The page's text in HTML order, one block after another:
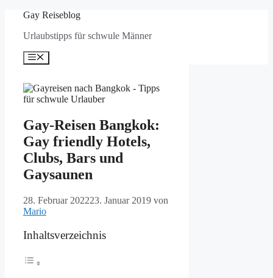
springen
Gay Reiseblog
Urlaubstipps für schwule Männer
Menü
Gay-Reisen Bangkok:
Gay friendly Hotels,
Clubs, Bars und
Gaysaunen
28. Februar 202223. Januar 2019 von
Mario
Inhaltsverzeichnis